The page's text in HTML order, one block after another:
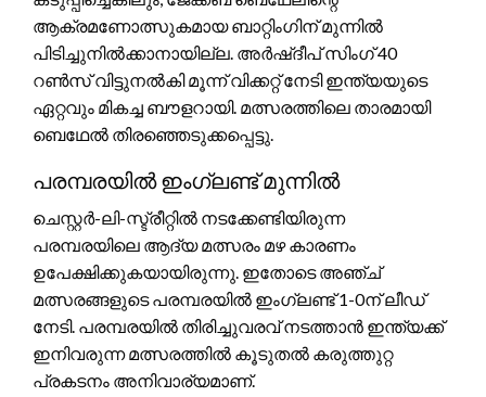
ആക്രമണോത്സുകമായ ബാറ്റിംഗിന് മുന്നിൽ
പിടിച്ചുനിൽക്കാനായില്ല. അർഷ്ദീപ് സിംഗ് 40
റൺസ് വിട്ടുനൽകി മൂന്ന് വിക്കറ്റ് നേടി ഇന്ത്യയുടെ
ഏറ്റവും മികച്ച ബൗളറായി. മത്സരത്തിലെ താരമായി
ബെഥേൽ തിരഞ്ഞെടുക്കപ്പെട്ടു.
പരമ്പരയിൽ ഇംഗ്ലണ്ട് മുന്നിൽ
ചെസ്റ്റർ-ലി-സ്ട്രീറ്റിൽ നടക്കേണ്ടിയിരുന്ന
പരമ്പരയിലെ ആദ്യ മത്സരം മഴ കാരണം
ഉപേക്ഷിക്കുകയായിരുന്നു. ഇതോടെ അഞ്ച്
മത്സരങ്ങളുടെ പരമ്പരയിൽ ഇംഗ്ലണ്ട് 1-0ന് ലീഡ്
നേടി. പരമ്പരയിൽ തിരിച്ചുവരവ് നടത്താൻ ഇന്ത്യക്ക്
ഇനിവരുന്ന മത്സരത്തിൽ കൂടുതൽ കരുത്തുറ്റ
പ്രകടനം അനിവാര്യമാണ്.